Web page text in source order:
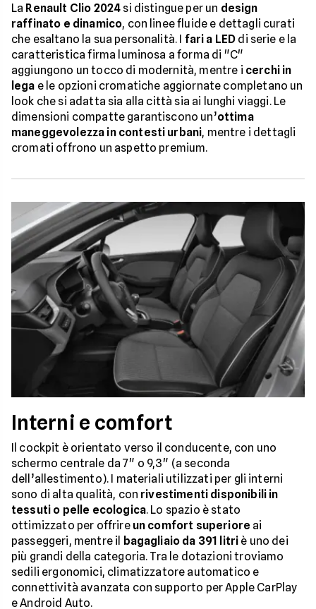
La Renault Clio 2024 si distingue per un design
raffinato e dinamico, con linee fluide e dettagli curati
che esaltano la sua personalità. I fari a LED di serie e la
caratteristica firma luminosa a forma di "C"
aggiungono un tocco di modernità, mentre i cerchi in
lega e le opzioni cromatiche aggiornate completano un
look che si adatta sia alla città sia ai lunghi viaggi. Le
dimensioni compatte garantiscono un’ottima
maneggevolezza in contesti urbani, mentre i dettagli
cromati offrono un aspetto premium.
Interni e comfort
Il cockpit è orientato verso il conducente, con uno
schermo centrale da 7" o 9,3" (a seconda
dell’allestimento). I materiali utilizzati per gli interni
sono di alta qualità, con rivestimenti disponibili in
tessuti o pelle ecologica. Lo spazio è stato
ottimizzato per offrire un comfort superiore ai
passeggeri, mentre il
bagagliaio da 391 litri è uno dei
più grandi della categoria. Tra le dotazioni troviamo
sedili ergonomici, climatizzatore automatico e
connettività avanzata con supporto per Apple CarPlay
e Android Auto.